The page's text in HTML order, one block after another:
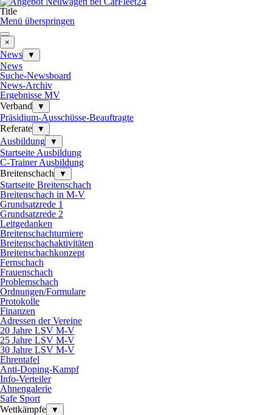
Title
Menü überspringen
×
News ▼
News
Suche-Newsboard
News-Archiv
Ergebnisse MV
Verband
▼
Präsidium-Ausschüsse-Beauftragte
Referate
▼
Ausbildung ▼
Startseite Ausbildung
C-Trainer Ausbildung
Breitenschach
▼
Startseite Breitenschach
Breitenschach in M-V
Grundsatzrede 1
Grundsatzrede 2
Leitgedanken
Breitenschachturniere
Breitenschachaktivitäten
Breitenschachkonzept
Fernschach
Frauenschach
Problemschach
Ordnungen/Formulare
Protokolle
Finanzen
Adressen der Vereine
20 Jahre LSV M-V
25 Jahre LSV M-V
30 Jahre LSV M-V
Ehrentafel
Anti-Doping-Kampf
Info-Verteiler
Ahnengalerie
Safe Sport
Wettkämpfe
▼